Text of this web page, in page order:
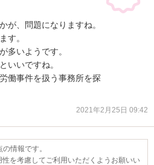
が、問題になりますね。
す。
多いようです。
いいですね。
働事件を扱う事務所を探
2021年2月25日 09:42
情報です。
を考慮してご利用いただくようお願いい